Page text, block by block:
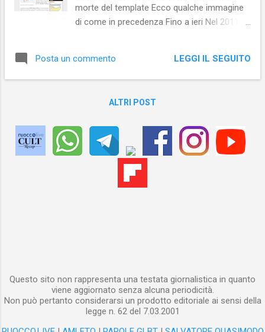
morte del template Ecco qualche immagine
di come in precedenza Fino a ieri Nel 2011
Posta un commento LEGGI IL SEGUITO
ALTRI POST
Questo sito non rappresenta una testata giornalistica in quanto
viene aggiornato senza alcuna periodicità.
Non può pertanto considerarsi un prodotto editoriale ai sensi della
legge n. 62 del 7.03.2001